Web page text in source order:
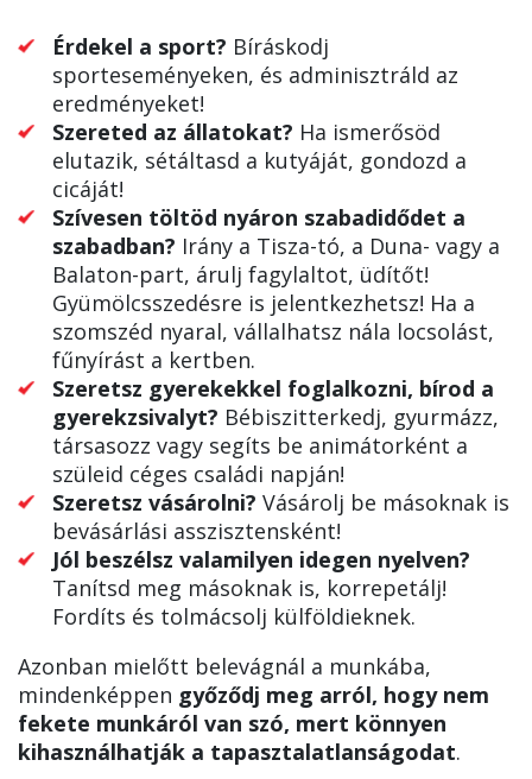
Érdekel a sport? Bíráskodj
sporteseményeken, és adminisztráld az
eredményeket!
Szereted az állatokat? Ha ismerősöd
elutazik, sétáltasd a kutyáját, gondozd a
cicáját!
Szívesen töltöd nyáron szabadidődet a
szabadban? Irány a Tisza-tó, a Duna- vagy a
Balaton-part, árulj fagylaltot, üdítőt!
Gyümölcsszedésre is jelentkezhetsz! Ha a
szomszéd nyaral, vállalhatsz nála locsolást,
fűnyírást a kertben.
Szeretsz gyerekekkel foglalkozni, bírod a
gyerekzsivalyt? Bébiszitterkedj, gyurmázz,
társasozz vagy segíts be animátorként a
szüleid céges családi napján!
Szeretsz vásárolni? Vásárolj be másoknak is
bevásárlási asszisztensként!
Jól beszélsz valamilyen idegen nyelven?
Tanítsd meg másoknak is, korrepetálj!
Fordíts és tolmácsolj külföldieknek.
Azonban mielőtt belevágnál a munkába,
mindenképpen győződj meg arról, hogy nem
fekete munkáról van szó, mert könnyen
kihasználhatják a tapasztalatlanságodat.